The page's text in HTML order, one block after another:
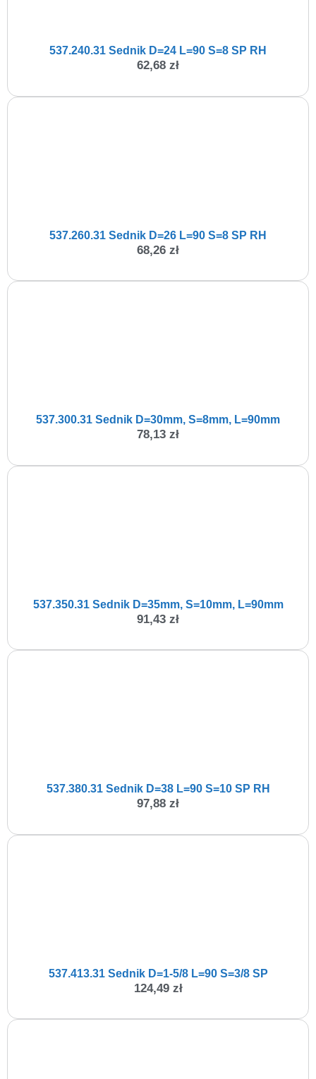
537.240.31 Sednik D=24 L=90 S=8 SP RH
62,68 zł
537.260.31 Sednik D=26 L=90 S=8 SP RH
68,26 zł
537.300.31 Sednik D=30mm, S=8mm, L=90mm
78,13 zł
537.350.31 Sednik D=35mm, S=10mm, L=90mm
91,43 zł
537.380.31 Sednik D=38 L=90 S=10 SP RH
97,88 zł
537.413.31 Sednik D=1-5/8 L=90 S=3/8 SP
124,49 zł